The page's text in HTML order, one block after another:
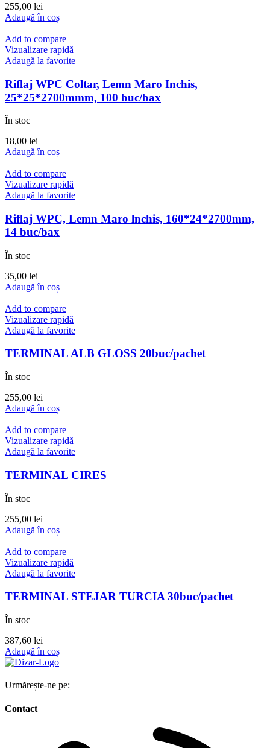
255,00 lei
Adaugă în coș
Add to compare
Vizualizare rapidă
Adaugă la favorite
Riflaj WPC Coltar, Lemn Maro Inchis,
25*25*2700mmm, 100 buc/bax
În stoc
18,00 lei
Adaugă în coș
Add to compare
Vizualizare rapidă
Adaugă la favorite
Riflaj WPC, Lemn Maro lnchis, 160*24*2700mm,
14 buc/bax
În stoc
35,00 lei
Adaugă în coș
Add to compare
Vizualizare rapidă
Adaugă la favorite
TERMINAL ALB GLOSS 20buc/pachet
În stoc
255,00 lei
Adaugă în coș
Add to compare
Vizualizare rapidă
Adaugă la favorite
TERMINAL CIRES
În stoc
255,00 lei
Adaugă în coș
Add to compare
Vizualizare rapidă
Adaugă la favorite
TERMINAL STEJAR TURCIA 30buc/pachet
În stoc
387,60 lei
Adaugă în coș
Urmărește-ne pe:
Contact